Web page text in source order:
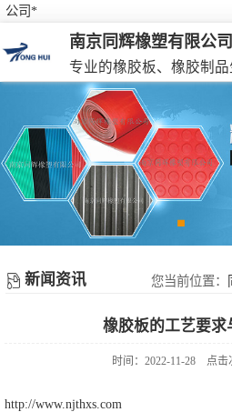
公司*
南京同辉橡塑有限公司
专业的橡胶板、橡胶制
新闻资讯 您当前位置：
橡胶板的工艺要求
时间：2022-11-28 点击
http://www.njthxs.com
特种橡胶板
防滑橡胶垫
彩色橡胶垫